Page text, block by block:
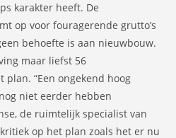
karakter heeft. De
op voor fouragerende grutto’s
behoefte is aan nieuwbouw.
maar liefst 56
“Een ongekend hoog
niet eerder hebben
de ruimtelijk specialist van
op het plan zoals het er nu